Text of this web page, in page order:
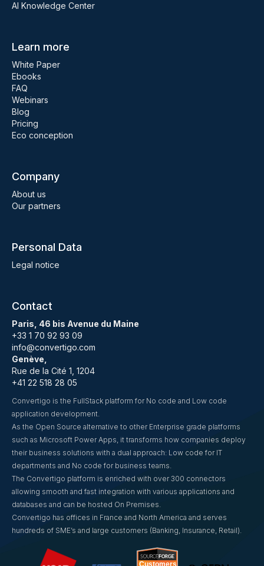
AI Knowledge Center
Learn more
White Paper
Ebooks
FAQ
Webinars
Blog
Pricing
Eco conception
Company
About us
Our partners
Personal Data
Legal notice
Contact
Paris, 46 bis Avenue du Maine
+33 1 70 92 93 09
info@convertigo.com
Genève,
Rue de la Cité 1, 1204
+41 22 518 28 05
Convertigo is the FullStack platform for No code and Low code
application development.
As the Open Source alternative to other Enterprise grade platforms
such as Microsoft Power Apps, it transforms how companies deploy
their business solutions with a dual approach: Low code for IT
departments and No code for business teams.
The Convertigo platform is enriched with over 300 connectors
allowing smooth and fast integration with various applications and
databases and can be hosted On Premises.
Convertigo has offices in France and North America and serves
hundreds of SME’s and large customers (Banking, Insurance, Retail).